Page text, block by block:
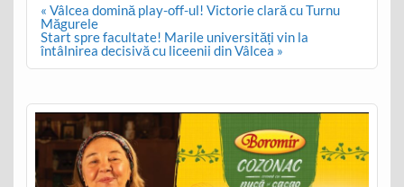
Post
navigation
« Vâlcea domină play-off-ul! Victorie clară cu Turnu
Măgurele
Start spre facultate! Marile universități vin la
întâlnirea decisivă cu liceenii din Vâlcea »